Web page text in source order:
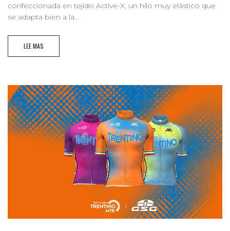
confeccionada en tejido Active-X, un hilo muy elástico que
se adapta bien a la...
LEE MAS